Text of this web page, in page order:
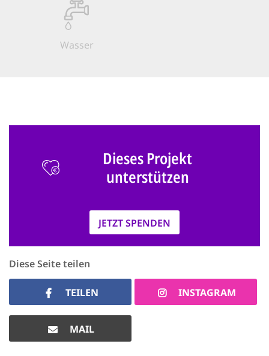
Wasser
Dieses Projekt
unterstützen
JETZT SPENDEN
Diese Seite teilen
TEILEN INSTAGRAM
MAIL